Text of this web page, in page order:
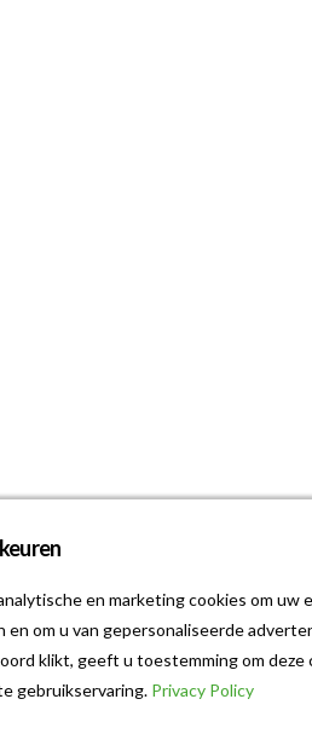
en marketing cookies om uw
om u van gepersonaliseerde
klikt, geeft u toestemming om deze
gebruikservaring. Privacy Policy